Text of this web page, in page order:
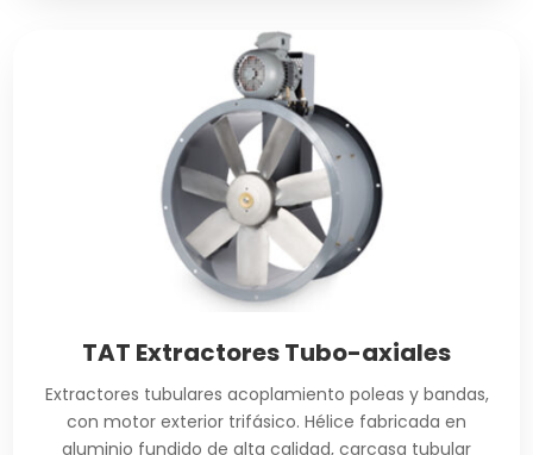
TAT Extractores Tubo-axiales
Extractores tubulares acoplamiento poleas y bandas,
con motor exterior trifásico. Hélice fabricada en
aluminio fundido de alta calidad, carcasa tubular